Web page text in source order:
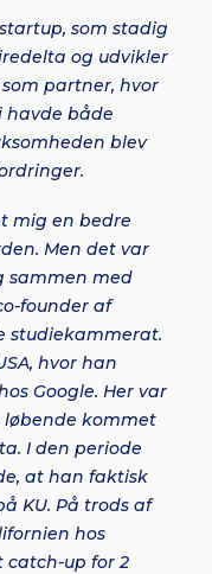
som stadig
og udvikler
partner, hvor
havde både
blev
mig en bedre
Men det var
sammen med
founder af
studiekammerat.
hvor han
Google. Her var
løbende kommet
I den periode
at han faktisk
KU. På trods af
hos
catch-up for 2